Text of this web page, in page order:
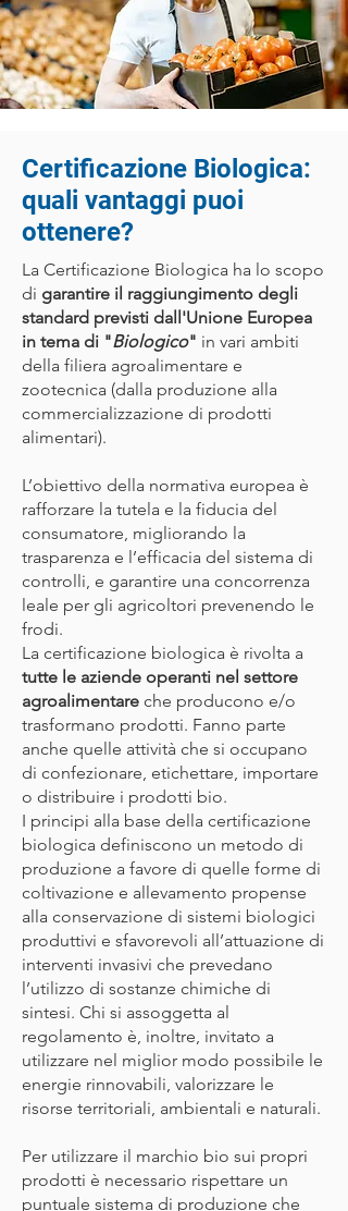
Certificazione Biologica:
quali vantaggi puoi
ottenere?
La Certificazione Biologica ha lo scopo
di garantire il raggiungimento degli
standard previsti dall'Unione Europea
in tema di "Biologico" in vari ambiti
della filiera agroalimentare e
zootecnica (dalla produzione alla
commercializzazione di prodotti
alimentari).
L’obiettivo della normativa europea è
rafforzare la tutela e la fiducia del
consumatore, migliorando la
trasparenza e l’efficacia del sistema di
controlli, e garantire una concorrenza
leale per gli agricoltori prevenendo le
frodi.
La certificazione biologica è rivolta a
tutte le aziende operanti nel settore
agroalimentare che producono e/o
trasformano prodotti. Fanno parte
anche quelle attività che si occupano
di confezionare, etichettare, importare
o distribuire i prodotti bio.
I principi alla base della certificazione
biologica definiscono un metodo di
produzione a favore di quelle forme di
coltivazione e allevamento propense
alla conservazione di sistemi biologici
produttivi e sfavorevoli all’attuazione di
interventi invasivi che prevedano
l’utilizzo di sostanze chimiche di
sintesi. Chi si assoggetta al
regolamento è, inoltre, invitato a
utilizzare nel miglior modo possibile le
energie rinnovabili, valorizzare le
risorse territoriali, ambientali e naturali.
Per utilizzare il marchio bio sui propri
prodotti è necessario rispettare un
puntuale sistema di produzione che